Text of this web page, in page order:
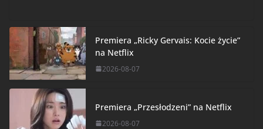
Premiera „Ricky Gervais: Kocie życie”
na Netflix
2026-08-07
Premiera „Przesłodzeni” na Netflix
2026-08-07